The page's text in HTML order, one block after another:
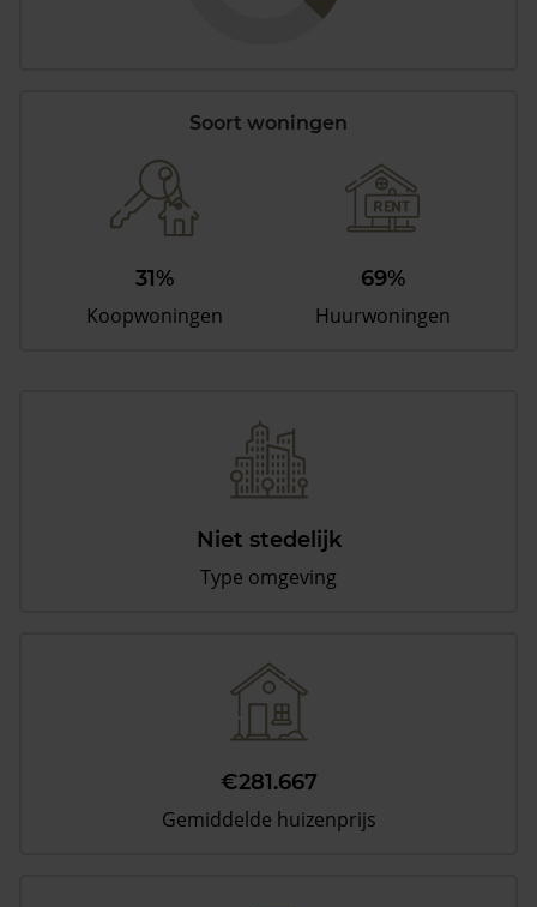
Soort woningen
31%
Koopwoningen
69%
Huurwoningen
Niet stedelijk
Type omgeving
€281.667
Gemiddelde huizenprijs